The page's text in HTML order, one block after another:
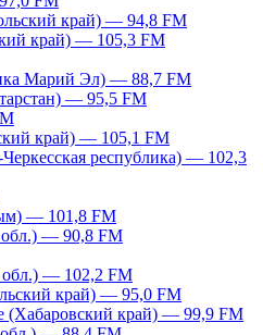
край) — 94,8 FM
край) — 105,3 FM
Марий Эл) — 88,7 FM
— 95,5 FM
край) — 105,1 FM
Черкесская республика) — 102,3
— 101,8 FM
— 90,8 FM
обл.) — 102,2 FM
край) — 95,0 FM
(Хабаровский край) — 99,9 FM